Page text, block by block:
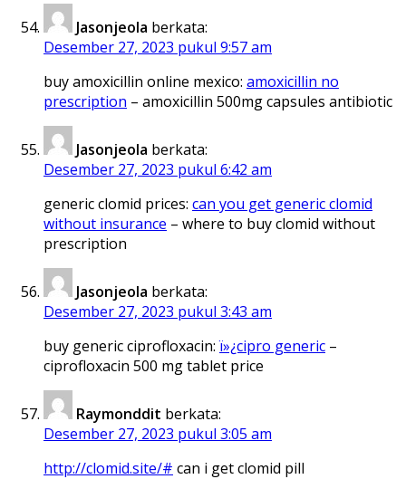
Jasonjeola berkata:
Desember 27, 2023 pukul 9:57 am
buy amoxicillin online mexico: amoxicillin no
prescription – amoxicillin 500mg capsules antibiotic
Jasonjeola berkata:
Desember 27, 2023 pukul 6:42 am
generic clomid prices: can you get generic clomid
without insurance – where to buy clomid without
prescription
Jasonjeola berkata:
Desember 27, 2023 pukul 3:43 am
buy generic ciprofloxacin:ï»¿cipro generic –
ciprofloxacin 500 mg tablet price
Raymonddit berkata:
Desember 27, 2023 pukul 3:05 am
http://clomid.site/# can i get clomid pill